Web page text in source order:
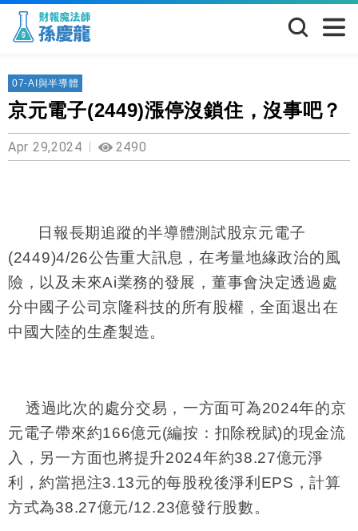
07-AI與半導體
京元電子(2449)漲停沒鎖住，沒事吧？
Apr 29,2024 2490
日報長期追蹤的半導體測試股京元電子
(2449)4/26公告重大訊息，在考量地緣政治的風
險，以及未來Ai業務的發展，董事會決定透過處
分中國子公司京隆科技的所有股權，全面退出在
中國大陸的生產製造。
透過此次的處分交易，一方面可為2024年的京
元電子帶來約166億元(編按：扣除稅賦)的現金流
入，另一方面也將提升2024年約38.27億元淨
利，約當挹注3.13元的每股稅後淨利 EPS ，計算
方式為38.27億元/12.23億發行股數。